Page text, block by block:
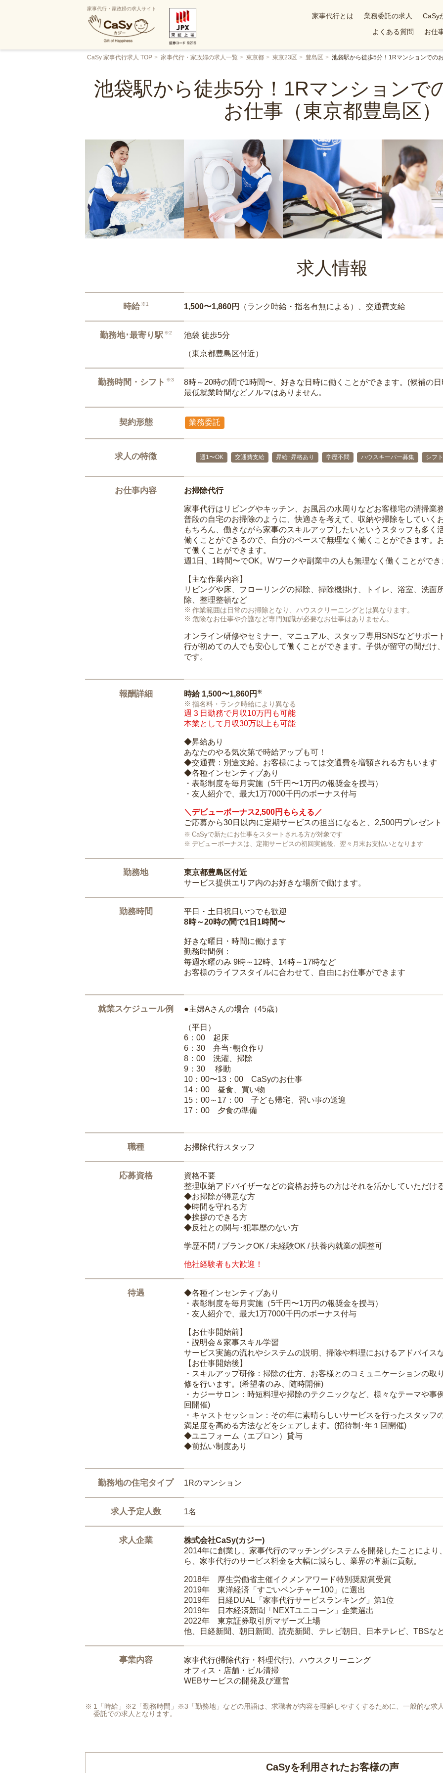
家事代行・家政婦の求人サイト
家事代行とは 業務委託の求人 CaSy
よくある質問
お仕
CaSy 家事代行求人 TOP 家事代行・家政婦の求人一覧 東京都 東京23区 豊島区 池袋駅から徒歩5分！1Rマンションでの
池袋駅から徒歩5分！1Rマンションで
お仕事（東京都豊島区）
求人情報
時給 ※1 1,500〜1,860円 （ランク時給・指名有無による）、交通費支給
勤務地･最寄り駅 ※2 池袋 徒歩5分
（東京都豊島区付近）
勤務時間・シフト ※3
8時～20時の間で1時間〜、好きな日時に働くことができます。(候補の
最低就業時間などノルマはありません。
契約形態 業務委託
求人の特徴 週1〜OK 交通費支給 昇給･昇格あり 学歴不問 ハウスキーパー募集 シフ
お仕事内容 お掃除代行
家事代行はリビングやキッチン、お風呂の水周りなどお客様宅の清掃業務
普段の自宅のお掃除のように、快適さを考えて、収納や掃除をしていく
もちろん、働きながら家事のスキルアップしたいというスタッフも多く
働くことができるので、自分のペースで無理なく働くことができます。
て働くことができます。
週1日、1時間〜でOK。Wワークや副業中の人も無理なく働くことができ
【主な作業内容】
リビングや床、フローリングの掃除、掃除機掛け、トイレ、浴室、洗面
除、整理整頓など
作業範囲は日常のお掃除となり、ハウスクリーニングとは異なります。
危険なお仕事や介護など専門知識が必要なお仕事はありません。
オンライン研修やセミナー、マニュアル、スタッフ専用SNSなどサポー
行が初めての人でも安心して働くことができます。子供が留守の間だけ
です。
報酬詳細 時給 1,500〜1,860円 ※
指名料・ランク時給により異なる
週３日勤務で月収10万円も可能
本業として月収30万以上も可能
◆昇給あり
あなたのやる気次第で時給アップも可！
◆交通費：別途支給。お客様によっては交通費を増額される方もいます
◆各種インセンティブあり
・表彰制度を毎月実施（5千円〜1万円の報奨金を授与）
・友人紹介で、最大1万7000千円のボーナス付与
＼デビューボーナス2,500円もらえる／
ご応募から30日以内に定期サービスの担当になると、2,500円プレゼント
CaSyで新たにお仕事をスタートされる方が対象です
デビューボーナスは、定期サービスの初回実施後、翌々月末お支払いとなります
勤務地
東京都豊島区付近
サービス提供エリア内のお好きな場所で働けます。
勤務時間
平日・土日祝日いつでも歓迎
8時～20時の間で1日1時間〜
好きな曜日・時間に働けます
勤務時間例：
毎週水曜のみ 9時～12時、14時～17時など
お客様のライフスタイルに合わせて、自由にお仕事ができます
就業スケジュール例 ●主婦Aさんの場合（45歳）
（平日）
6：00 起床
6：30 弁当･朝食作り
8：00 洗濯、掃除
9：30 移動
10：00〜13：00 CaSyのお仕事
14：00 昼食、買い物
15：00～17：00 子ども帰宅、習い事の送迎
17：00 夕食の準備
職種 お掃除代行スタッフ
応募資格
資格不要
整理収納アドバイザーなどの資格お持ちの方はそれを活かしていただけ
◆お掃除が得意な方
◆時間を守れる方
◆挨拶のできる方
◆反社との関与･犯罪歴のない方
学歴不問 / ブランクOK / 未経験OK / 扶養内就業の調整可
他社経験者も大歓迎！
待遇
◆各種インセンティブあり
・表彰制度を毎月実施（5千円〜1万円の報奨金を授与）
・友人紹介で、最大1万7000千円のボーナス付与
【お仕事開始前】
・説明会＆家事スキル学習
サービス実施の流れやシステムの説明、掃除や料理におけるアドバイス
【お仕事開始後】
・スキルアップ研修：掃除の仕方、お客様とのコミュニケーションの
修を行います。(希望者のみ、随時開催)
・カジーサロン：時短料理や掃除のテクニックなど、様々なテーマや事
回開催)
・キャストセッション：その年に素晴らしいサービスを行ったスタッ
満足度を高める方法などをシェアします。(招待制･年１回開催)
◆ユニフォーム（エプロン）貸与
◆前払い制度あり
勤務地の住宅タイプ 1Rのマンション
求人予定人数 1名
求人企業
株式会社CaSy(カジー)
2014年に創業し、家事代行のマッチングシステムを開発したことによ
ら、家事代行のサービス料金を大幅に減らし、業界の革新に貢献。
2018年 厚生労働省主催イクメンアワード特別奨励賞受賞
2019年 東洋経済「すごいベンチャー100」に選出
2019年 日経DUAL「家事代行サービスランキング」第1位
2019年 日本経済新聞「NEXTユニコーン」企業選出
2022年 東京証券取引所マザーズ上場
他、日経新聞、朝日新聞、読売新聞、テレビ朝日、日本テレビ、TBSな
事業内容
家事代行(掃除代行・料理代行)、ハウスクリーニング
オフィス・店舗・ビル清掃
WEBサービスの開発及び運営
1「時給」※2「勤務時間」※3「勤務地」などの用語は、求職者が内容を理解しやすくするために、一般的な求
委託での求人となります。
CaSyを利用されたお客様の声